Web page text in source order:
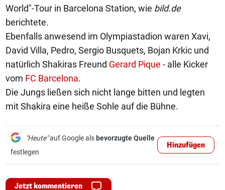
World"-Tour in Barcelona Station, wie bild.de
berichtete.
Ebenfalls anwesend im Olympiastadion waren Xavi,
David Villa, Pedro, Sergio Busquets, Bojan Krkic und
natürlich Shakiras Freund Gerard Pique - alle Kicker
vom FC Barcelona.
Die Jungs ließen sich nicht lange bitten und legten
mit Shakira eine heiße Sohle auf die Bühne.
"Heute"auf Google als bevorzugte Quelle
festlegen
Hinzufügen
Jetzt kommentieren